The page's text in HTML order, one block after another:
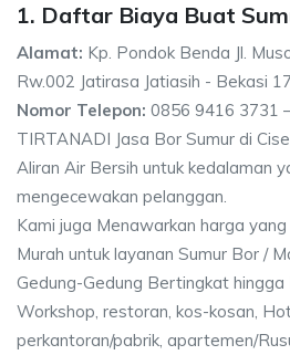
1. Daftar Biaya Buat
Alamat: Kp. Pondok Benda Jl.
Rw.002 Jatirasa Jatiasih - Bekasi
Nomor Telepon: 0856 9416 3731
TIRTANADI Jasa Bor Sumur di
Aliran Air Bersih untuk kedalaman
mengecewakan pelanggan.
Kami juga Menawarkan harga
Murah untuk layanan Sumur Bor /
Gedung-Gedung Bertingkat
Workshop, restoran, kos-kosan,
perkantoran/pabrik, apartemen/